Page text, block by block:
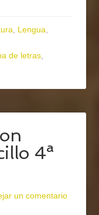
, Lengua,
de letras,
4ª
un comentario